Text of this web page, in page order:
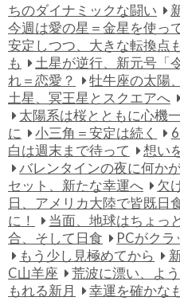
ちのダイナミックな闘い
今週は愛の星＝金星を使っ
安定しつつ、大きな転換点
も
土星が逆行、新元号「
れ＝恋愛？
牡牛座の太陽
土星、冥王星とスクエアへ
太陽系は桜とともに心機
に
小三角＝安定は続く
白は週末まで待って
想い
バレンタインの夜に何か
セット、新たな幸運へ
欠
日、アメリカ大陸で皆既日食
に！
当面、地球はちょっ
合、そして日食
PCがクラ
もう少し見極めてから
C山羊座
荒波に漂い、よ
もれる新月
幸運を確かな